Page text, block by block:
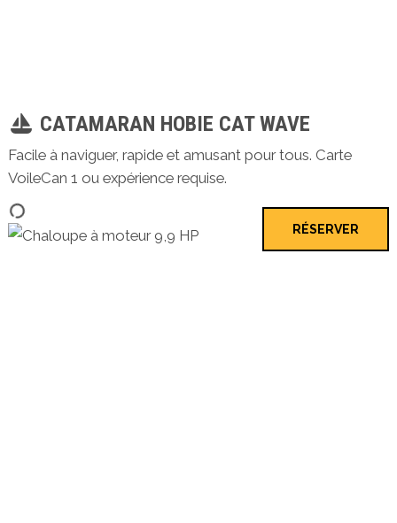
CATAMARAN HOBIE CAT WAVE
Facile à naviguer, rapide et amusant pour tous. Carte
VoileCan 1 ou expérience requise.
RÉSERVER